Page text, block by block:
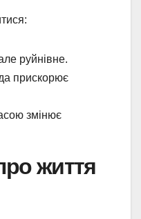
руйнівне.
прискорює
змінює
життя